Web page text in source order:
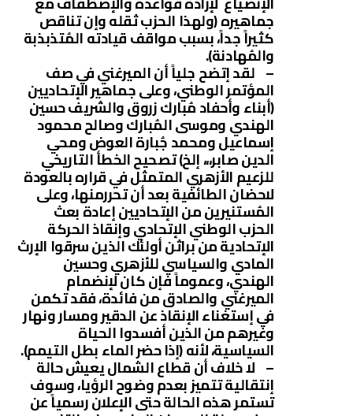
جماهيره (ولهذا الحزب ثقله وإن تناقص
كثيراً جداً، بسبب مواقف قيادته المُتذبذبة
والمُهادنة).
– لقد إتضح جلياً أن الميرغني في صف
المؤتمر الوطني، وعلى جماهير الإتحاديين
(أبناء وأحفاد مُبارك زروق والشريف حسين
الهندي وموسى المُبارك وصالح محمود
إسماعيل ومحمد جُبارة العوض ومحي
الدين صابر،،، إلخ) تصحيح الخطأ التاريخي
للزعيم الأزهري المتمثل في قراره بالعودة
لاحضان الطائفية بعد أن تحررمنها، وعلى
المُستنيرين من الإتحاديين إعادة بعث
الحزب الوطني الإتحادي وإنقاذ الحركة
الإتحادية من براثن أولئك الذين سرقوا الإرث
المادي والسياسي للأزهري وحسين
الهندي، وعموماً فإن كان لإنضمام
الميرغني والصادق من فائدة، فقد تكمن
في إستغناء الإنقاذ عن الدقير ومسار ونهار
وغيرهم من الذين أفسدوا الحياة
السياسية، لأنه (إذا حضر الماء بطل التيمم).
– لا خلاف أن قطاع الشمال يعيش حالة
إنتقالية تتميز بعدم وضوح الرؤيا، وسوف
تستمر هذه الحالة حتى الإعلان رسمياً عن